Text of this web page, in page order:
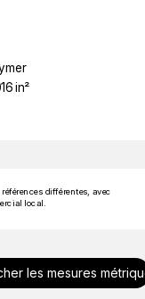
in²
différentes, avec
local.
les mesures